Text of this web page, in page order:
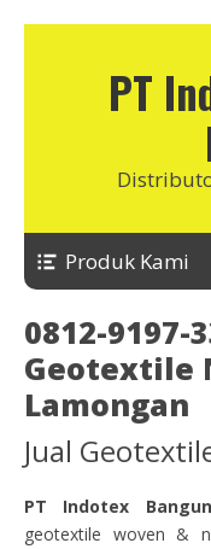
PT
Produk Kami
0812-9197-
Geotextile
Lamongan
Jual
PT Indotex
geotextile woven &